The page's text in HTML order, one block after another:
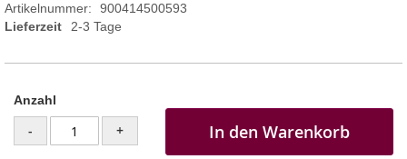
Artikelnummer
900414500593
Lieferzeit
2-3 Tage
Anzahl
- + In den Warenkorb